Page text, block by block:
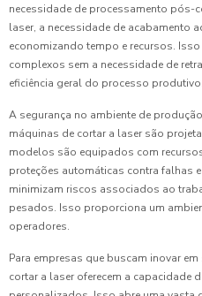
necessidade de processamento pós-
laser, a necessidade de acabamento
economizando tempo e recursos.
complexos sem a necessidade de
eficiência geral do processo produtivo.
A segurança no ambiente de
máquinas de cortar a laser são
modelos são equipados com
proteções automáticas contra falhas
minimizam riscos associados ao
pesados. Isso proporciona um
operadores.
Para empresas que buscam inovar
cortar a laser oferecem a capacidade